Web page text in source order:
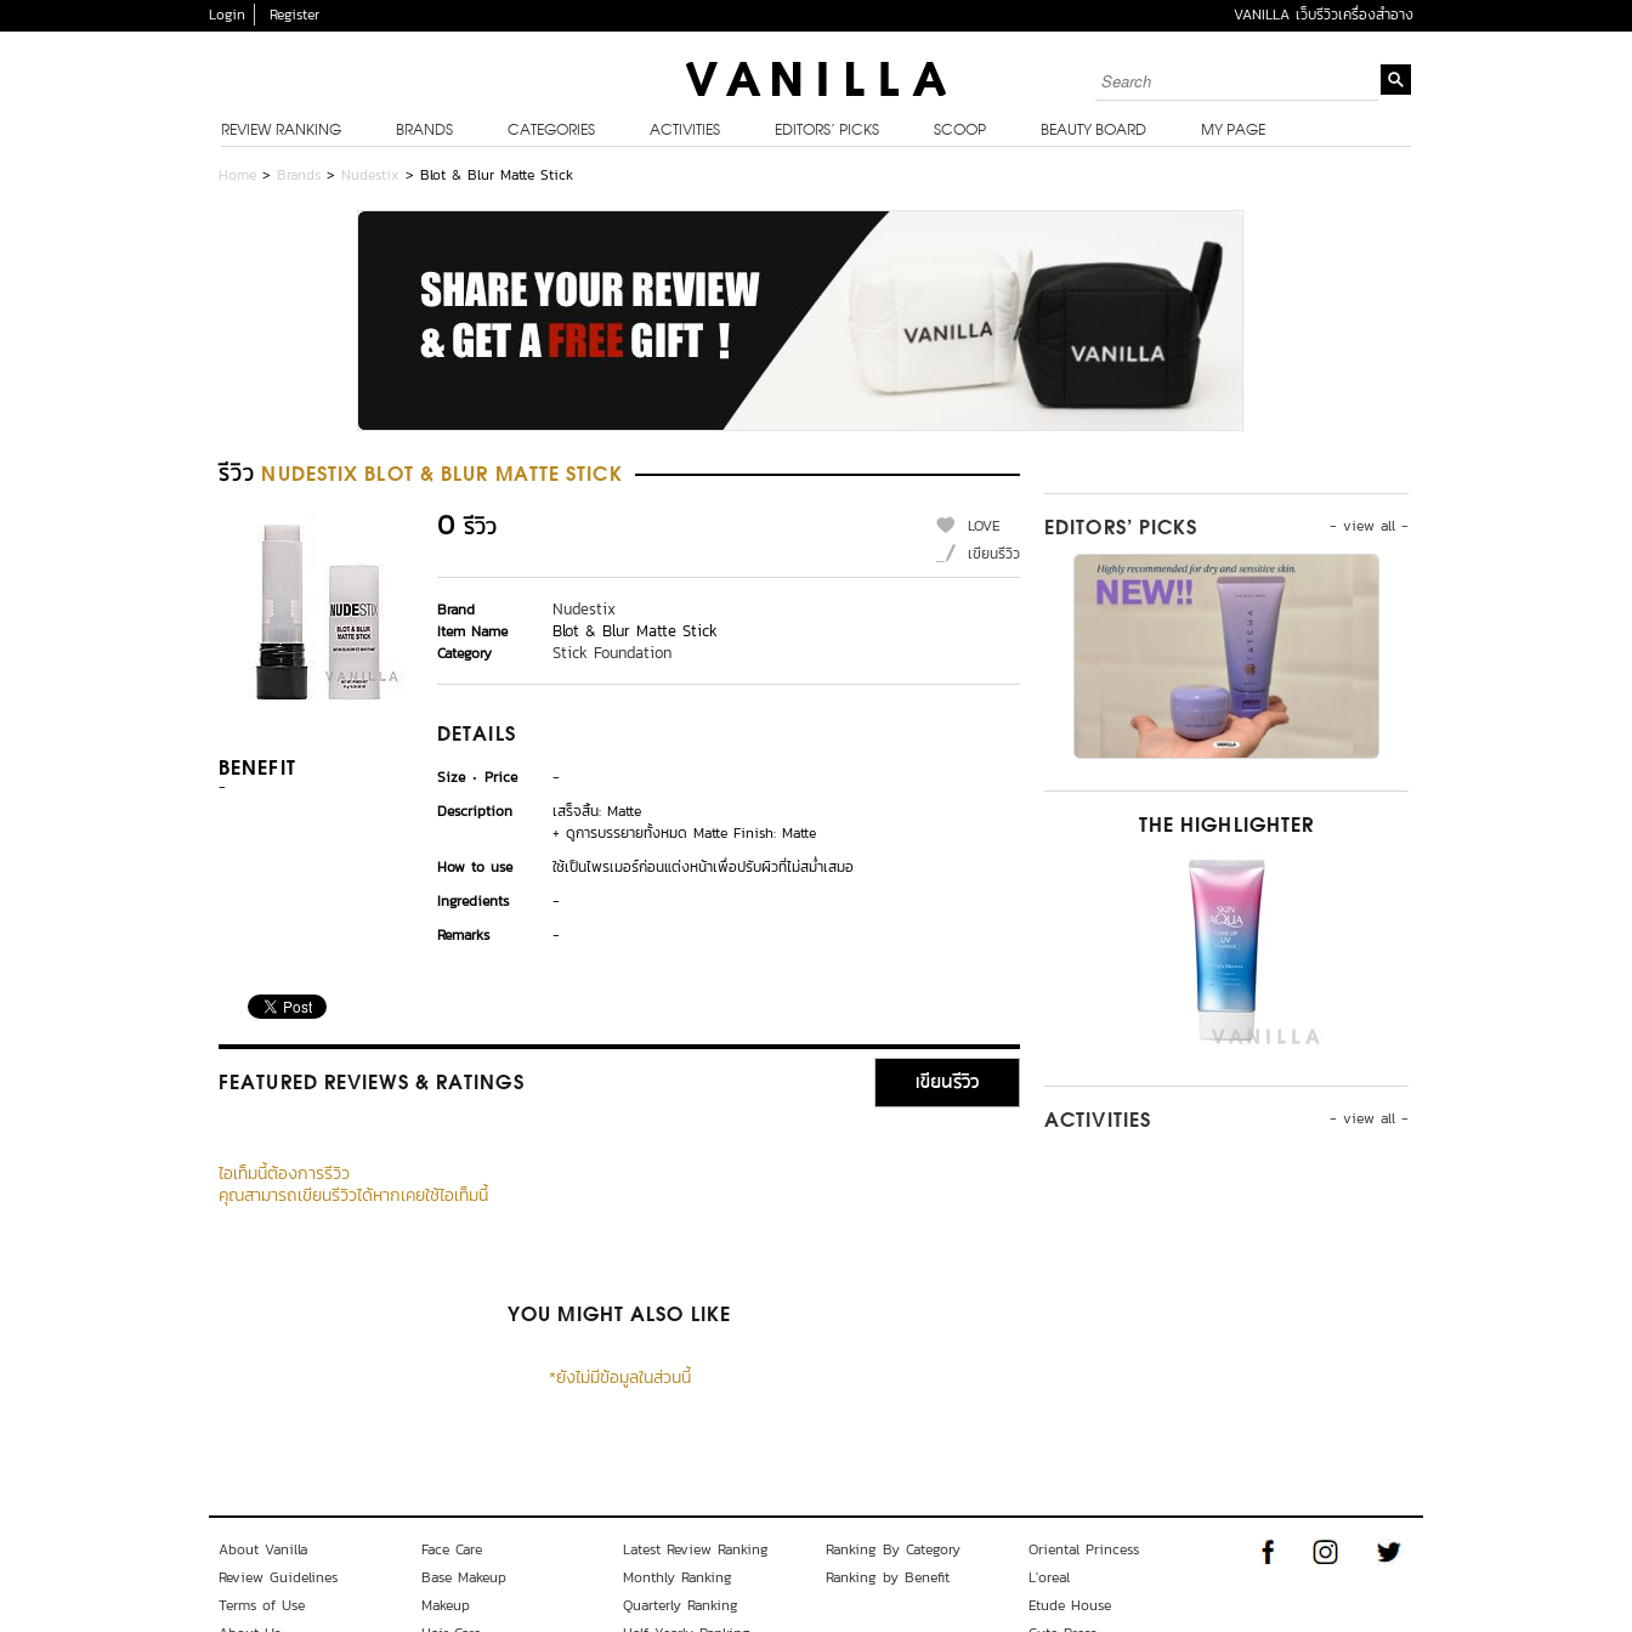
Login Register VANILLA เว็บรีวิวเครื่องสำอาง
REVIEW RANKING BRANDS CATEGORIES ACTIVITIES EDITORS’ PICKS SCOOP BEAUTY BOARD MY PAGE
Home > Brands > Nudestix > Blot & Blur Matte Stick
รีวิว NUDESTIX BLOT & BLUR MATTE STICK
BENEFIT
-
0 รีวิว
LOVE
เขียนรีวิว
Brand Nudestix
Item Name Blot & Blur Matte Stick
Category Stick Foundation
DETAILS
Size Price
-
Description
เสร็จสิ้น: Matte
+ ดูการบรรยายทั้งหมด Matte Finish: Matte
How to use
ใช้เป็นไพรเมอร์ก่อนแต่งหน้าเพื่อปรับผิวที่ไม่สม่ำเสมอ
Ingredients
-
Remarks
-
FEATURED REVIEWS & RATINGS เขียนรีวิว
ไอเท็มนี้ต้องการรีวิว
คุณสามารถเขียนรีวิวได้หากเคยใช้ไอเท็มนี้
YOU MIGHT ALSO LIKE
*ยังไม่มีข้อมูลในส่วนนี้
- view all -
EDITORS’ PICKS
THE HIGHLIGHTER
- view all -
ACTIVITIES
About Vanilla
Review Guidelines
Terms of Use
Face Care
Base Makeup
Makeup
Latest Review Ranking
Monthly Ranking
Quarterly Ranking
Ranking By Category
Ranking by Benefit
Oriental Princess
L'oreal
Etude House